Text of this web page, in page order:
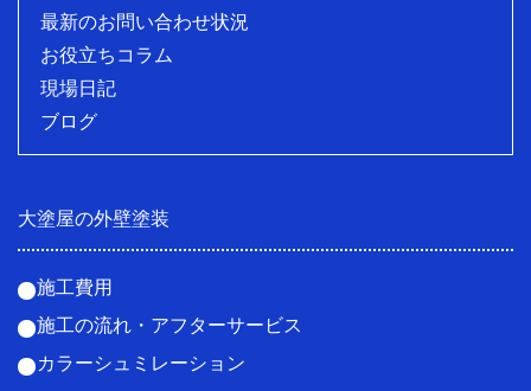
最新のお問い合わせ状況
お役立ちコラム
現場日記
ブログ
大塗屋の外壁塗装
施工費用
施工の流れ・アフターサービス
カラーシュミレーション